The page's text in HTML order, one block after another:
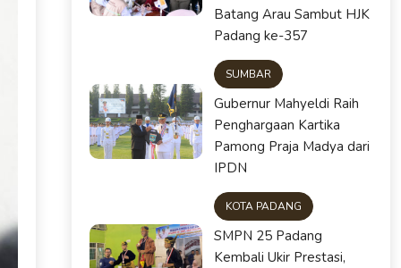
Batang Arau Sambut HJK
Padang ke-357
SUMBAR
Gubernur Mahyeldi Raih
Penghargaan Kartika
Pamong Praja Madya dari
IPDN
KOTA PADANG
SMPN 25 Padang
Kembali Ukir Prestasi,